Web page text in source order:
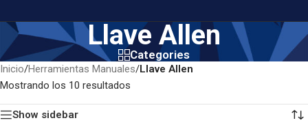
Llave Allen
Categories
Inicio/Herramientas Manuales/Llave Allen
Mostrando los 10 resultados
Show sidebar